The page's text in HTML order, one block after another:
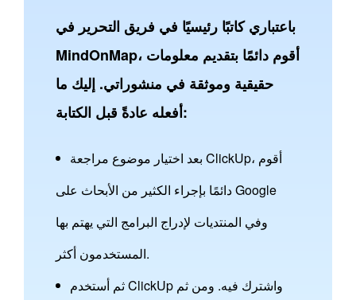
باعتباري كاتبًا رئيسيًا في فريق التحرير في
MindOnMap، أقوم دائمًا بتقديم معلومات
حقيقية وموثقة في منشوراتي. إليك ما
أفعله عادةً قبل الكتابة:
بعد اختيار موضوع مراجعة ClickUp، أقوم
دائمًا بإجراء الكثير من الأبحاث على Google
وفي المنتديات لإدراج البرامج التي يهتم بها
المستخدمون أكثر.
ثم أستخدم ClickUp واشترك فيه. ومن ثم